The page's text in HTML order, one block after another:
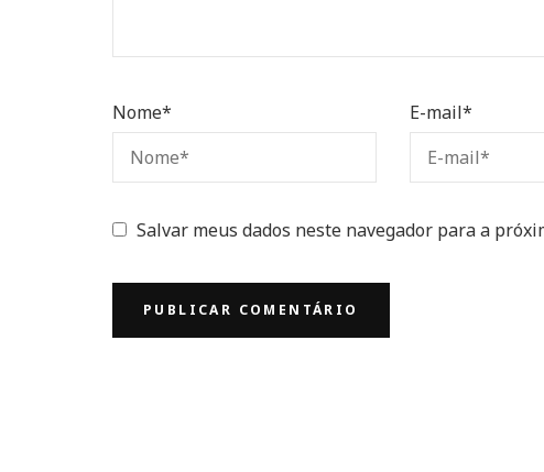
Nome* E-mail*
Salvar meus dados neste navegador para a